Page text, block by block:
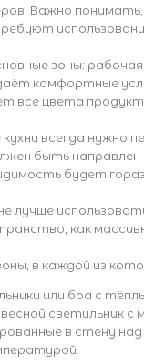
Важно
зоны:
комфортные
все цвета
всегда
быть
будет
лучше
как
в каждой из
или бра с
светильник
в стену